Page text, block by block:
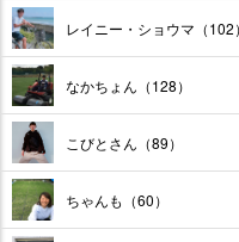
レイニー・ショウマ（102）
なかちょん（128）
こびとさん（89）
ちゃんも（60）